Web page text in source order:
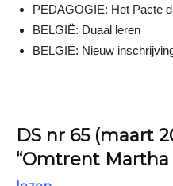
PEDAGOGIE: Het Pacte
BELGIË: Duaal leren
BELGIË: Nieuw
DS nr 65 (maart
“Omtrent Martha